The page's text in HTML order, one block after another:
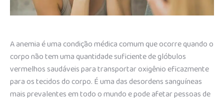
A anemia é uma condição médica comum que ocorre quando o
corpo não tem uma quantidade suficiente de glóbulos
vermelhos saudáveis para transportar oxigênio eficazmente
para os tecidos do corpo. É uma das desordens sanguíneas
mais prevalentes em todo o mundo e pode afetar pessoas de